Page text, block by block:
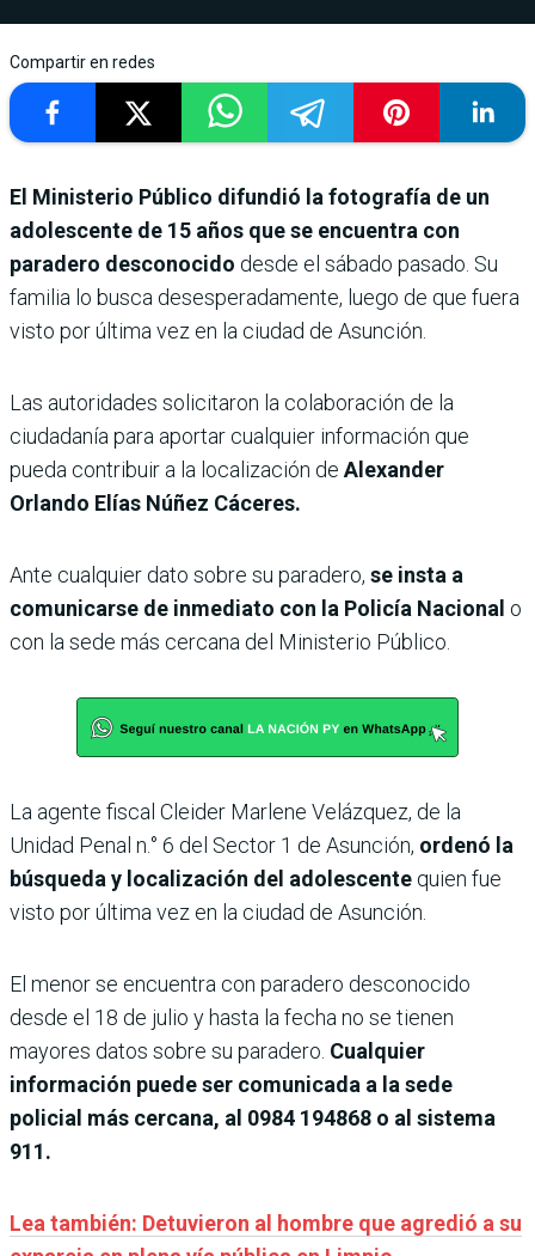
Compartir en redes
El Ministerio Público difundió la fotografía de un
adolescente de 15 años que se encuentra con
paradero desconocido desde el sábado pasado. Su
familia lo busca desesperadamente, luego de que fuera
visto por última vez en la ciudad de Asunción.
Las autoridades solicitaron la colaboración de la
ciudadanía para aportar cualquier información que
pueda contribuir a la localización de Alexander
Orlando Elías Núñez Cáceres.
Ante cualquier dato sobre su paradero, se insta a
comunicarse de inmediato con la Policía Nacional o
con la sede más cercana del Ministerio Público.
La agente fiscal Cleider Marlene Velázquez, de la
Unidad Penal n.° 6 del Sector 1 de Asunción, ordenó la
búsqueda y localización del adolescente quien fue
visto por última vez en la ciudad de Asunción.
El menor se encuentra con paradero desconocido
desde el 18 de julio y hasta la fecha no se tienen
mayores datos sobre su paradero. Cualquier
información puede ser comunicada a la sede
policial más cercana, al 0984 194868 o al sistema
911.
Lea también: Detuvieron al hombre que agredió a su